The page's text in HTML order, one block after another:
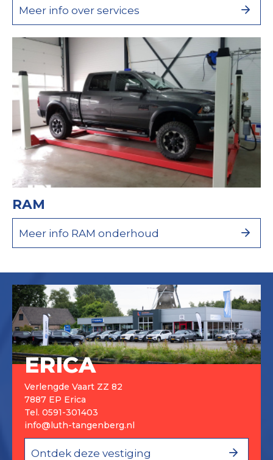
Meer info over services
RAM
Meer info RAM onderhoud
ERICA
Verlengde Vaart ZZ 82
7887 EP Erica
Tel. 0591-301403
info@luth-tangenberg.nl
Ontdek deze vestiging